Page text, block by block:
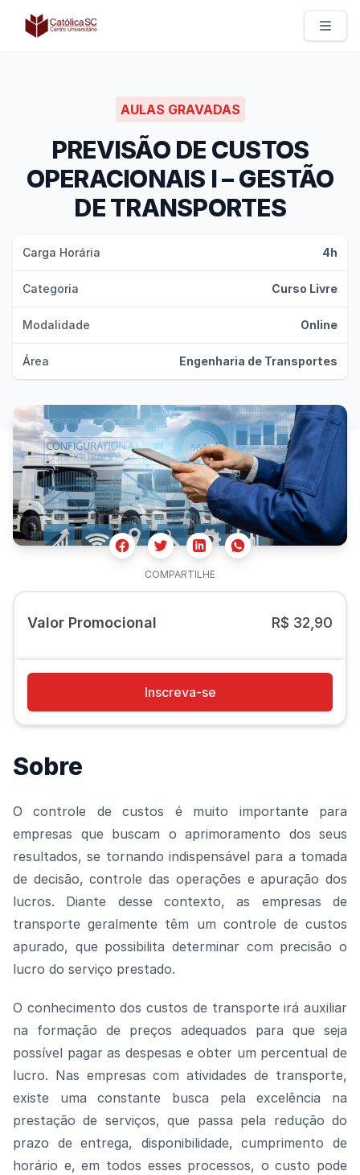
Católica SC | Experts
AULAS GRAVADAS
PREVISÃO DE CUSTOS
OPERACIONAIS I – GESTÃO
DE TRANSPORTES
Carga Horária 4h
Categoria Curso Livre
Modalidade Online
Área Engenharia de Transportes
FacebookTwitterLinkedinWhatsapp
COMPARTILHE
Valor Promocional R$ 32,90
Inscreva-se
Sobre
O controle de custos é muito importante para
empresas que buscam o aprimoramento dos seus
resultados, se tornando indispensável para a tomada
de decisão, controle das operações e apuração dos
lucros. Diante desse contexto, as empresas de
transporte geralmente têm um controle de custos
apurado, que possibilita determinar com precisão o
lucro do serviço prestado.
O conhecimento dos custos de transporte irá auxiliar
na formação de preços adequados para que seja
possível pagar as despesas e obter um percentual de
lucro. Nas empresas com atividades de transporte,
existe uma constante busca pela excelência na
prestação de serviços, que passa pela redução do
prazo de entrega, disponibilidade, cumprimento de
horário e, em todos esses processos, o custo pode